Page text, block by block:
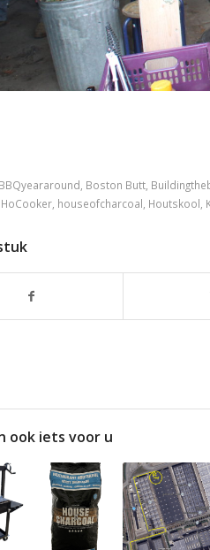
BBQyeararound, Boston Butt,
HoCooker, houseofcharcoal, Houtskool,
ook iets voor u